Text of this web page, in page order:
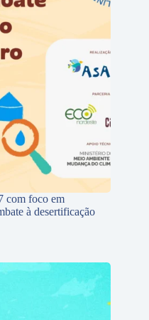
com foco em
à desertificação